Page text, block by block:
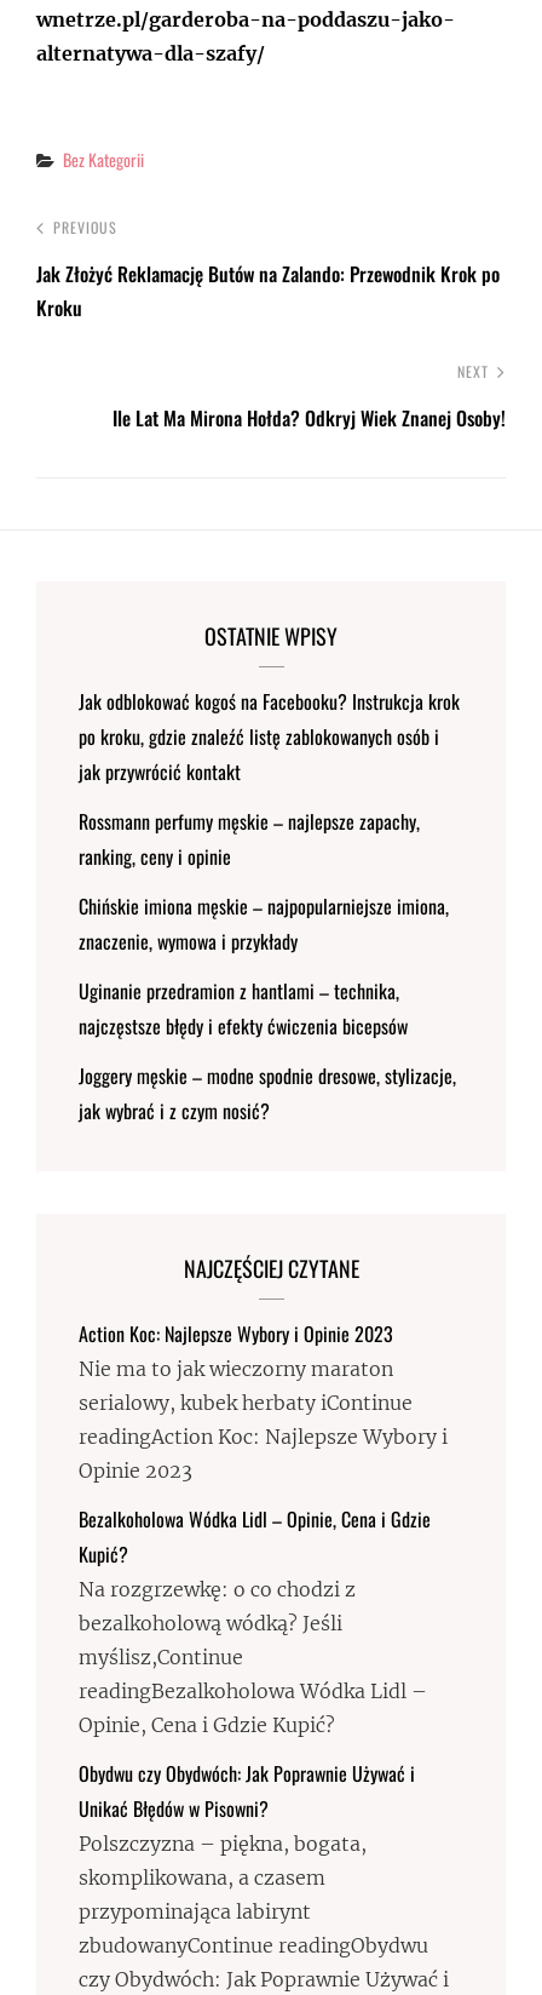
wnetrze.pl/garderoba-na-poddaszu-jako-
alternatywa-dla-szafy/
Categories
Bez Kategorii
PREVIOUS
Jak Złożyć Reklamację Butów na Zalando: Przewodnik Krok po
Kroku
NEXT
Ile Lat Ma Mirona Hołda? Odkryj Wiek Znanej Osoby!
OSTATNIE WPISY
Jak odblokować kogoś na Facebooku? Instrukcja krok
po kroku, gdzie znaleźć listę zablokowanych osób i
jak przywrócić kontakt
Rossmann perfumy męskie – najlepsze zapachy,
ranking, ceny i opinie
Chińskie imiona męskie – najpopularniejsze imiona,
znaczenie, wymowa i przykłady
Uginanie przedramion z hantlami – technika,
najczęstsze błędy i efekty ćwiczenia bicepsów
Joggery męskie – modne spodnie dresowe, stylizacje,
jak wybrać i z czym nosić?
NAJCZĘŚCIEJ CZYTANE
Action Koc: Najlepsze Wybory i Opinie 2023
Nie ma to jak wieczorny maraton
serialowy, kubek herbaty iContinue
readingAction Koc: Najlepsze Wybory i
Opinie 2023
Bezalkoholowa Wódka Lidl – Opinie, Cena i Gdzie
Kupić?
Na rozgrzewkę: o co chodzi z
bezalkoholową wódką? Jeśli
myślisz,Continue
readingBezalkoholowa Wódka Lidl –
Opinie, Cena i Gdzie Kupić?
Obydwu czy Obydwóch: Jak Poprawnie Używać i
Unikać Błędów w Pisowni?
Polszczyzna – piękna, bogata,
skomplikowana, a czasem
przypominająca labirynt
zbudowanyContinue readingObydwu
czy Obydwóch: Jak Poprawnie Używać i